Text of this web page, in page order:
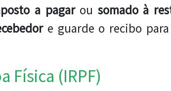
a pagarou somado à
e guarde o recibo para
Física (IRPF)